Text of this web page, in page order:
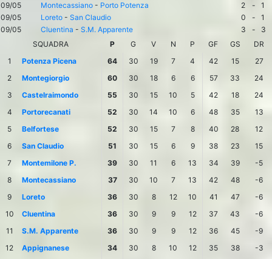
09/05
Montecassiano - Porto Potenza 2 -
1
09/05
Loreto - San Claudio 0 -
1
09/05
Cluentina - S.M. Apparente 3 -
3
SQUADRA
P G V N P GF GS
DR
1
Potenza Picena 64 30 19 7 4 42 15
27
2
Montegiorgio 60 30 18 6 6 57 33
24
3
Castelraimondo 55 30 15 10 5 42 18
24
4
Portorecanati 52 30 14 10 6 48 35
13
5
Belfortese 52 30 15 7 8 40 28
12
6
San Claudio 51 30 15 6 9 38 23
15
7
Montemilone P. 39 30 11 6 13 34 39
-5
8
Montecassiano 37 30 10 7 13 42 48
-6
9
Loreto 36 30 8 12 10 41 47
-6
10
Cluentina 36 30 9 9 12 37 43
-6
11
S.M. Apparente 36 30 9 9 12 36 45
-9
12
Appignanese 34 30 8 10 12 35 38
-3